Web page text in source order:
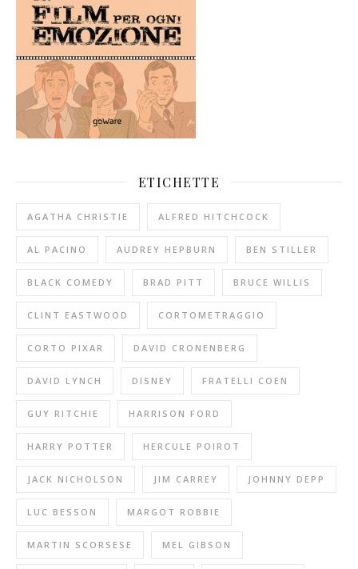
ETICHETTE
AGATHA CHRISTIE ALFRED HITCHCOCK
AL PACINO AUDREY HEPBURN BEN STILLER
BLACK COMEDY BRAD PITT BRUCE WILLIS
CLINT EASTWOOD CORTOMETRAGGIO
CORTO PIXAR DAVID CRONENBERG
DAVID LYNCH DISNEY FRATELLI COEN
GUY RITCHIE HARRISON FORD
HARRY POTTER HERCULE POIROT
JACK NICHOLSON JIM CARREY JOHNNY DEPP
LUC BESSON MARGOT ROBBIE
MARTIN SCORSESE MEL GIBSON